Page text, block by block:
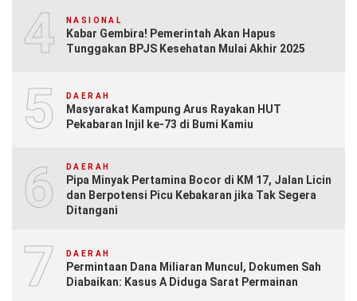
4 NASIONAL
Kabar Gembira! Pemerintah Akan Hapus
Tunggakan BPJS Kesehatan Mulai Akhir 2025
5 DAERAH
Masyarakat Kampung Arus Rayakan HUT
Pekabaran Injil ke-73 di Bumi Kamiu
6 DAERAH
Pipa Minyak Pertamina Bocor di KM 17, Jalan Licin
dan Berpotensi Picu Kebakaran jika Tak Segera
Ditangani
7 DAERAH
Permintaan Dana Miliaran Muncul, Dokumen Sah
Diabaikan: Kasus A Diduga Sarat Permainan